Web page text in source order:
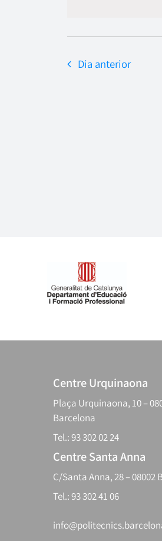
Dia anterior
Centre Urquinaona
Plaça Urquinaona, 10 –
Barcelona
Tel.: 93 302 02 24
Centre Santa Anna
C/Santa Anna, 28 – 08002
Tel.: 93 302 41 06